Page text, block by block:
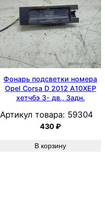
Фонарь подсветки номера
Opel Corsa D 2012 A10XEP
хетчбэ 3- дв., Задн.
Артикул товара: 59304
430₽
В корзину